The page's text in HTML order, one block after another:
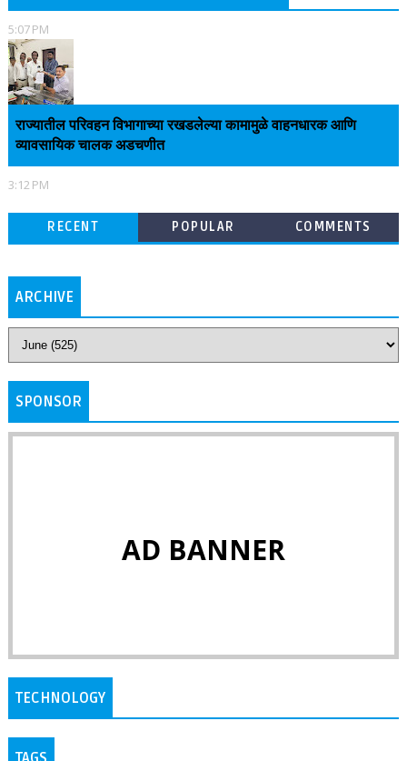
5:07 PM
राज्यातील परिवहन विभागाच्या रखडलेल्या कामामुळे वाहनधारक आणि
व्यावसायिक चालक अडचणीत
3:12 PM
RECENT POPULAR COMMENTS
ARCHIVE
SPONSOR
AD BANNER
TECHNOLOGY